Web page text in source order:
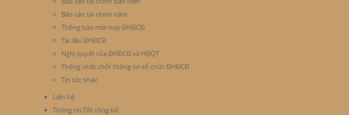
Báo cáo tài chính năm
Thông báo mời họp ĐHĐCĐ
Tài liệu ĐHĐCĐ
Nghị quyết của ĐHĐCĐ và HĐQT
Thống nhất chốt thông tin tổ chức ĐHĐCĐ
Tin tức khác
Liên hệ
Thông tin DN công bố